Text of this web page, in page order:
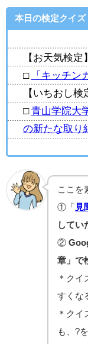
本日の検定クイズ
【お天気検定】
□
「キッチン
【いちおし検
□青山学院大
の新たな取り
ここを
①「 見
してい
②
章」で
＊クイ
すくな
＊クイ
も、?